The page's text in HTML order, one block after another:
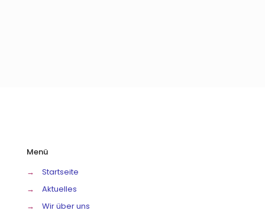
Menü
→
Startseite
→
Aktuelles
→
Wir über uns